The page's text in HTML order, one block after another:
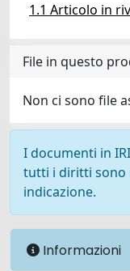
1.1 Articolo in
File in questo
Non ci sono file
I documenti in
tutti i diritti sono
indicazione.
Informazioni